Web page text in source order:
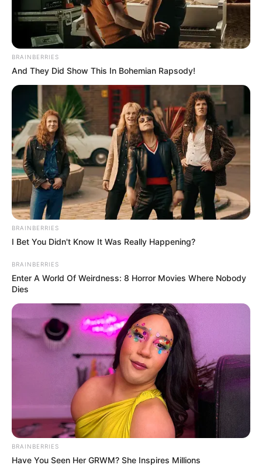
UNIRSE AL CANAL DE WHATSAPP
altas temperaturasobligaron a las autoridades a
declarar alerta rojaen elMagdalenay su capitalSanta
45°C y 46°Cen varios municipios del territorio.
De acuerdo con los reportes meteorológicos, la región
atravesó unaintensa ola de calorque incrementó el
riesgo deafectaciones en la salud de la población,
especialmente en niños,adultos mayores y personascon
enfermedades de base, quienes resultaron los más
vulnerables ante las condiciones extremas.
Las autoridades advirtieron que este fenómeno climático
pudo generar complicaciones comodeshidratación,
golpes de calor y descompensaciones, además de
aumentar el riesgo de incendios forestales debido a las
altas temperaturas y la baja humedad en el ambiente.
BRAINBERRIES
And They Did Show This In Bohemian Rapsody!
BRAINBERRIES
I Bet You Didn't Know It Was Really Happening?
BRAINBERRIES
Enter A World Of Weirdness: 8 Horror Movies Where Nobody
Dies
BRAINBERRIES
Have You Seen Her GRWM? She Inspires Millions